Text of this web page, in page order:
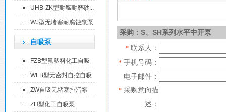
UHB-ZK型耐腐耐磨砂...
WJ型无堵塞耐腐蚀浆泵
自吸泵
FZB型氟塑料化工自吸
泵
WFB型无密封自控自吸
泵
ZW自吸无堵塞排污泵
ZH型化工自吸泵
采购：S、SH系列水平中开泵
* 联系人：
* 手机号码：
电子邮件：
* 采购意向描
述：